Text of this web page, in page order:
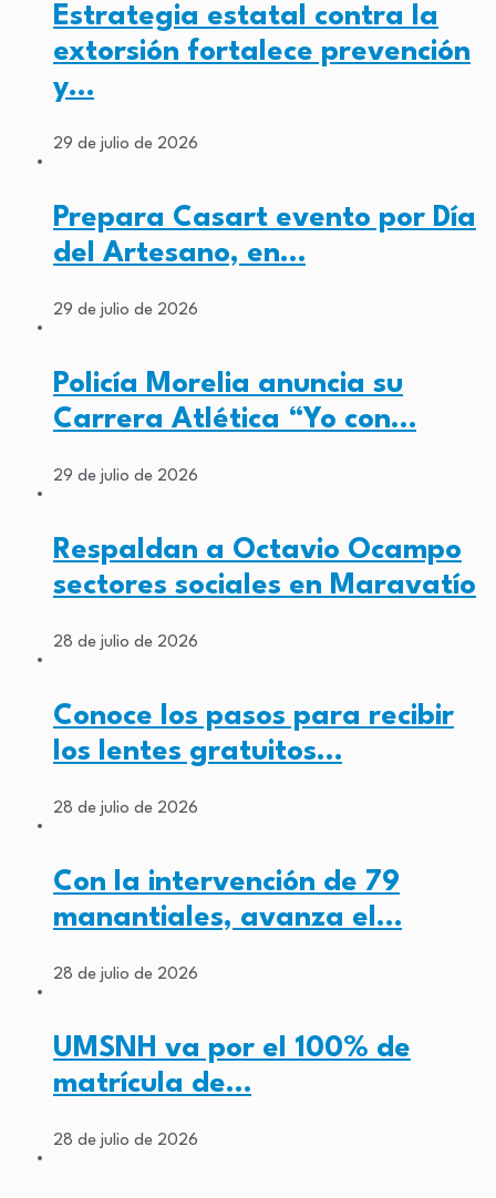
Estrategia estatal contra la
extorsión fortalece prevención
y…
29 de julio de 2026
Prepara Casart evento por Día
del Artesano, en…
29 de julio de 2026
Policía Morelia anuncia su
Carrera Atlética “Yo con…
29 de julio de 2026
Respaldan a Octavio Ocampo
sectores sociales en Maravatío
28 de julio de 2026
Conoce los pasos para recibir
los lentes gratuitos…
28 de julio de 2026
Con la intervención de 79
manantiales, avanza el…
28 de julio de 2026
UMSNH va por el 100% de
matrícula de…
28 de julio de 2026